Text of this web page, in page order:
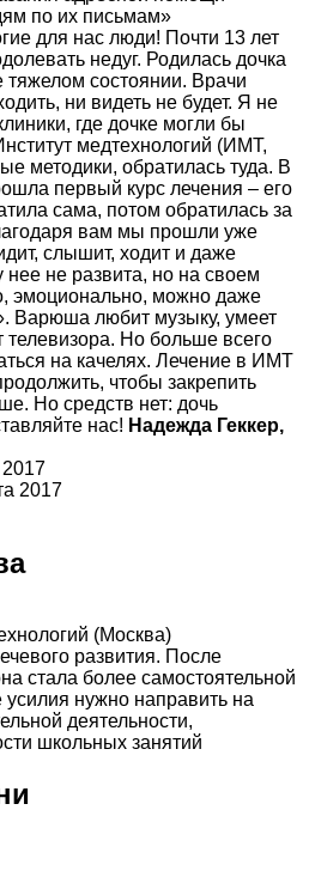
по их письмам»
для нас люди! Почти 13 лет
недуг. Родилась дочка
состоянии. Врачи
ни видеть не будет. Я не
где дочке могли бы
медтехнологий (ИМТ,
методики, обратилась туда. В
первый курс лечения – его
сама, потом обратилась за
вам мы прошли уже
слышит, ходит и даже
нее не развита, но на своем
эмоционально, можно даже
Варюша любит музыку, умеет
телевизора. Но больше всего
на качелях. Лечение в ИМТ
чтобы закрепить
Но средств нет: дочь
нас! Надежда Геккер,
2017
2017
(Москва)
развития. После
стала более самостоятельной
нужно направить на
деятельности,
школьных занятий